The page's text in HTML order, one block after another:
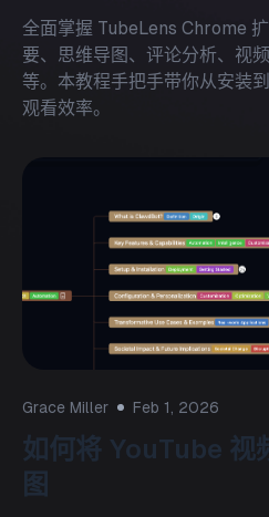
全面掌握 TubeLens Chrome
要、思维导图、评论分析、视
等。本教程手把手带你从安装
观看效率。
Grace Miller Feb 1, 2026
如何将 YouTube 视
图